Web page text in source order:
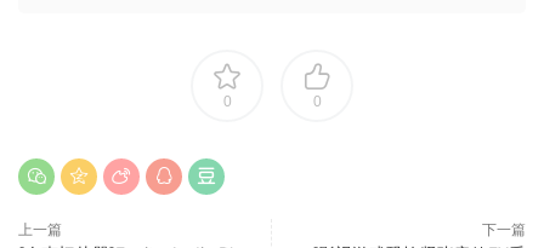
0 0
上一篇 下一篇